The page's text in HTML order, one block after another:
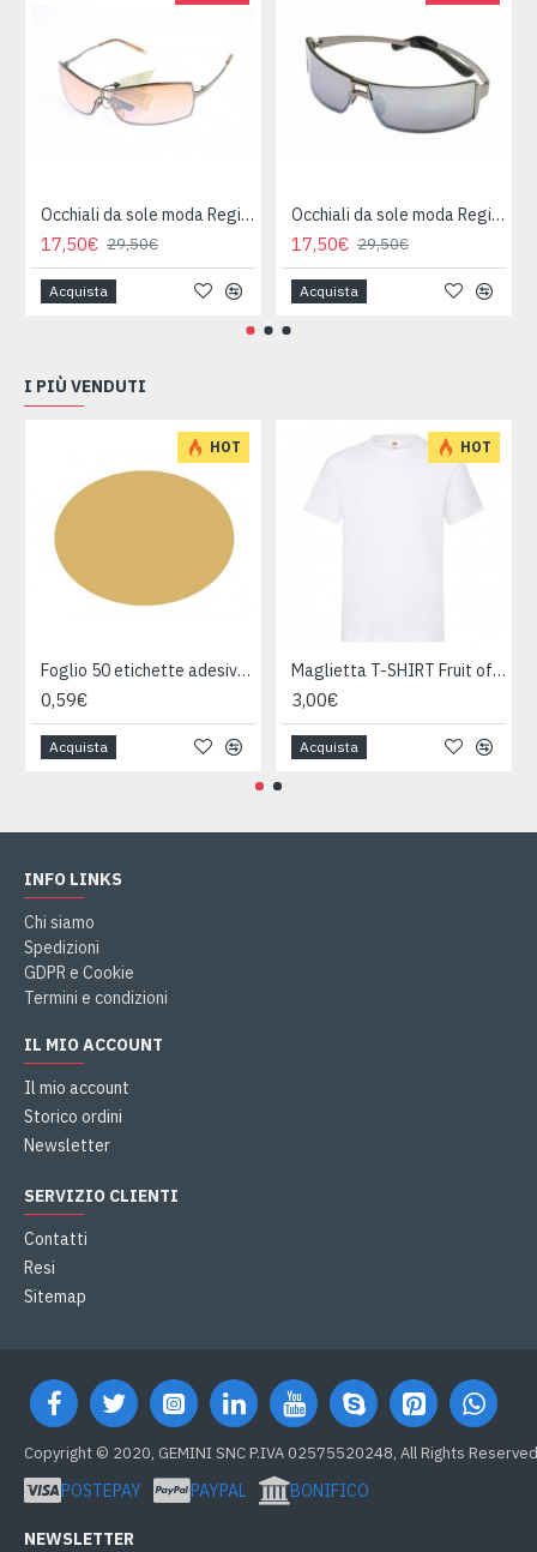
Occhiali da sole moda Regina Schrecker
17,50€ 29,50€
Acquista
Occhiali da sole moda Regina Schrecker
17,50€ 29,50€
Acquista
I PIÙ VENDUTI
HOT
Foglio 50 etichette adesive ovali ORO mm 36x27
0,59€
Acquista
HOT
Maglietta T-SHIRT Fruit of The Loom HEAVY varie taglie
3,00€
Acquista
INFO LINKS
Chi siamo
Spedizioni
GDPR e Cookie
Termini e condizioni
IL MIO ACCOUNT
Il mio account
Storico ordini
Newsletter
SERVIZIO CLIENTI
Contatti
Resi
Sitemap
Copyright © 2020, GEMINI SNC P.IVA 02575520248, All Rights Reserved
POSTEPAY PAYPAL BONIFICO
NEWSLETTER